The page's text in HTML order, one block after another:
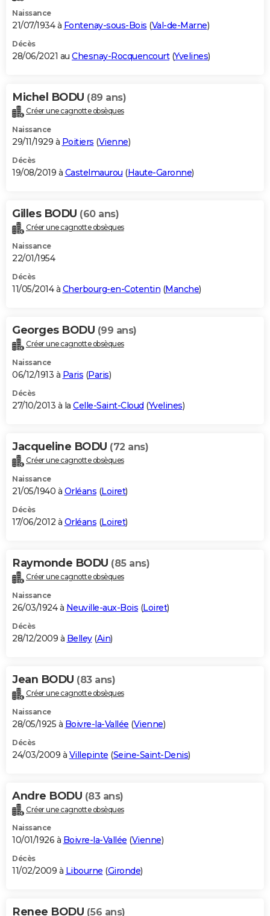
Naissance
21/07/1934 à Fontenay-sous-Bois (Val-de-Marne)
Décès
28/06/2021 au Chesnay-Rocquencourt(Yvelines)
Michel BODU (89 ans)
Créer une cagnotte obsèques
Naissance
29/11/1929 à Poitiers (Vienne)
Décès
19/08/2019 à Castelmaurou (Haute-Garonne)
Gilles BODU (60 ans)
Créer une cagnotte obsèques
Naissance
22/01/1954
Décès
11/05/2014 à Cherbourg-en-Cotentin (Manche)
Georges BODU (99 ans)
Créer une cagnotte obsèques
Naissance
06/12/1913 à Paris (Paris)
Décès
27/10/2013 à la Celle-Saint-Cloud (Yvelines)
Jacqueline BODU (72 ans)
Créer une cagnotte obsèques
Naissance
21/05/1940 à Orléans (Loiret)
Décès
17/06/2012 à Orléans (Loiret)
Raymonde BODU (85 ans)
Créer une cagnotte obsèques
Naissance
26/03/1924 à Neuville-aux-Bois (Loiret)
Décès
28/12/2009 à Belley(Ain)
Jean BODU (83 ans)
Créer une cagnotte obsèques
Naissance
28/05/1925 à Boivre-la-Vallée (Vienne)
Décès
24/03/2009 à Villepinte (Seine-Saint-Denis)
Andre BODU (83 ans)
Créer une cagnotte obsèques
Naissance
10/01/1926 à Boivre-la-Vallée (Vienne)
Décès
11/02/2009 à Libourne (Gironde)
Renee BODU (56 ans)